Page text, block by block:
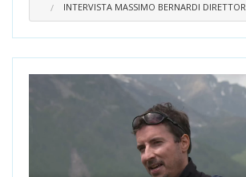
INTERVISTA MASSIMO BERNARDI